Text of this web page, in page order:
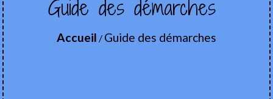
Guide des démarches
Accueil / Guide des démarches